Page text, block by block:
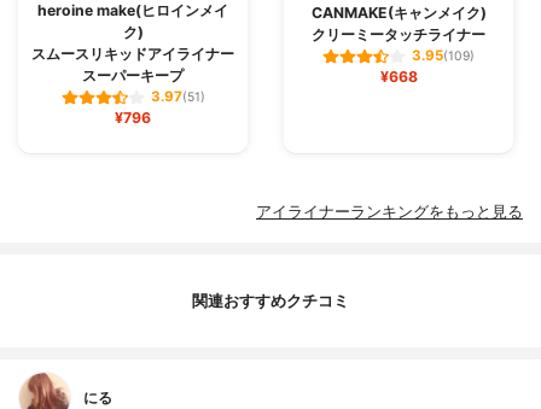
heroine make(ヒロインメイ
ク)
スムースリキッドアイライナー
スーパーキープ
3.97(51)
¥796
CANMAKE(キャンメイク)
クリーミータッチライナー
3.95(109)
¥668
アイライナーランキングをもっと見る
関連おすすめクチコミ
にる